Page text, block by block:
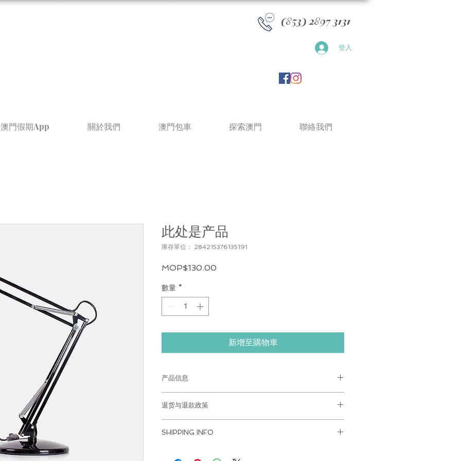
​(853) 2897 3131
登入
澳門假期App 關於我們 澳門包車 探索澳門 聯絡我們
此处是产品
庫存單位： 284215376135191
MOP$130.00
數量 *
新增至購物車
产品信息
如尺寸、材料、保养和清洗说明。另外，也可在此处描述
产品的独特之处，以及能给客户带来哪些好处。买家总是
希望能在购买之前清楚了解产品。所以，尽量多提供相关
退货与退款政策
满意的产品。退款或退换政策应力求简单明了，这样才能
SHIPPING INFO